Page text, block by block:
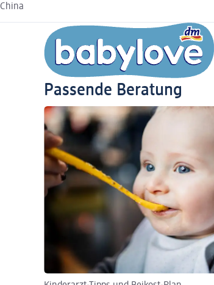
China
Passende Beratung